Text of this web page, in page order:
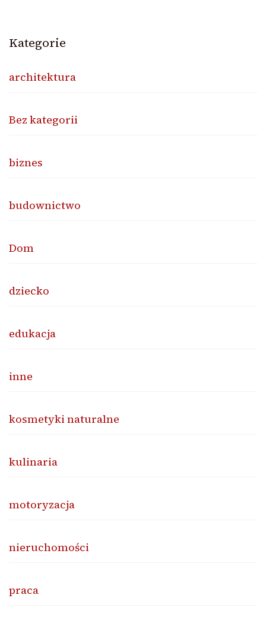
Kategorie
architektura
Bez kategorii
biznes
budownictwo
Dom
dziecko
edukacja
inne
kosmetyki naturalne
kulinaria
motoryzacja
nieruchomości
praca